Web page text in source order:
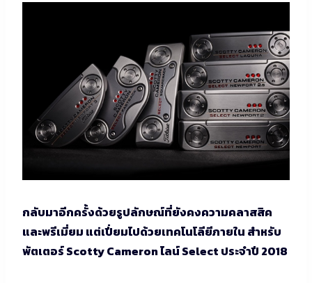
กลับมาอีกครั้งด้วยรูปลักษณ์ที่ยังคงความคลาสสิค
และพรีเมี่ยม แต่เปี่ยมไปด้วยเทคโนโลียีภายใน สำหรับ
พัตเตอร์ Scotty Cameron ไลน์ Select ประจำปี 2018